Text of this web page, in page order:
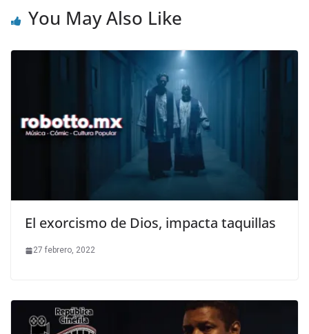
You May Also Like
El exorcismo de Dios, impacta taquillas
27 febrero, 2022